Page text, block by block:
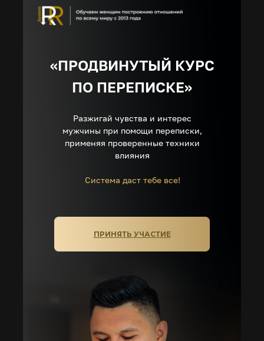
ПРИНЯТЬ УЧАСТИЕ
«ПРОДВИНУТЫЙ КУРС
ПО ПЕРЕПИСКЕ»
Разжигай чувства и интерес
мужчины при помощи переписки,
применяя проверенные техники
влияния
Система даст тебе все!